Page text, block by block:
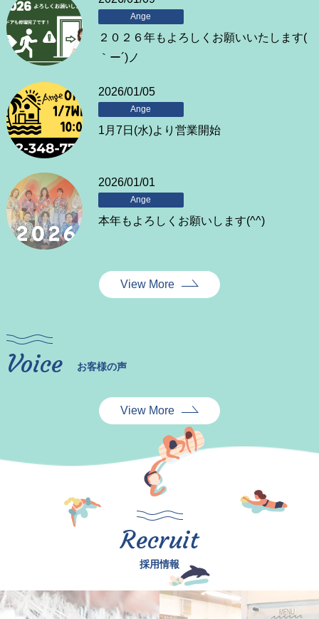
Ange
２０２６年もよろしくお願いいたします(
｀ー´)ノ
2026/01/05
Ange
1月7日(水)より営業開始
2026/01/01
Ange
本年もよろしくお願いします(^^)
View More
Voice お客様の声
View More
Recruit
採用情報